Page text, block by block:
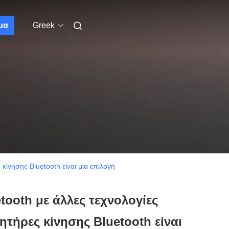
Greek
Bluetooth είναι μια επιλογή
με άλλες τεχνολογίες
κίνησης Bluetooth είναι